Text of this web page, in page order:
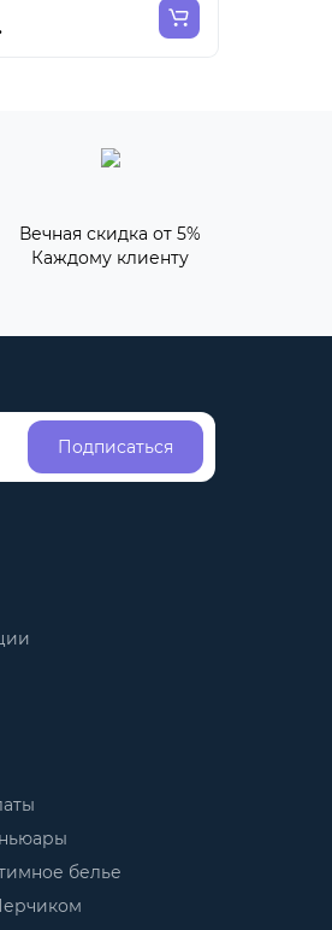
Вечная скидка от 5%
Каждому клиенту
Подписаться
белье